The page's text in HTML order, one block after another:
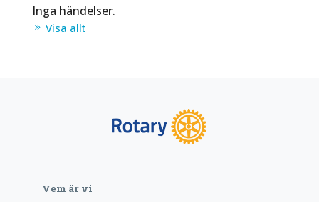
Inga händelser.
Visa allt
Vem är vi